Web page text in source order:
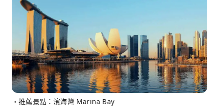
・推薦景點：濱海灣 Marina Bay